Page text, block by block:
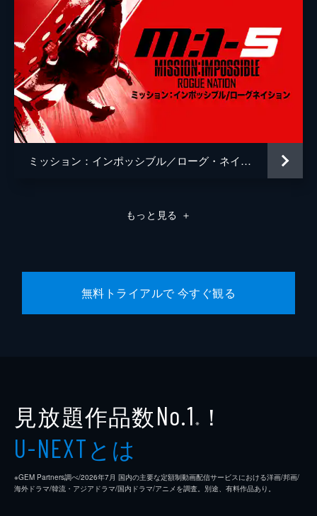
ミッション：インポッシブル／ローグ・ネイション
もっと見る ＋
無料トライアルで 今すぐ観る
見放題作品数No.1 ※ ！
U-NEXTとは
※GEM Partners調べ/2026年7⽉ 国内の主要な定額制動画配信サービスにおける洋画/邦画/
海外ドラマ/韓流・アジアドラマ/国内ドラマ/アニメを調査。別途、有料作品あり。